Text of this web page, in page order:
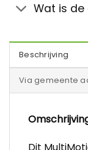
Wat is
Beschrijving
Via gemeente